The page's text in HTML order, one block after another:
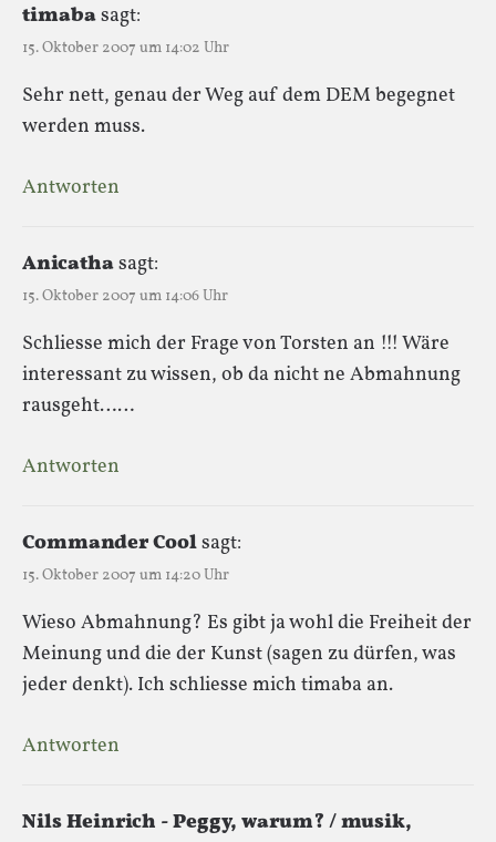
timabasagt:
15. Oktober 2007 um 14:02 Uhr
Sehr nett, genau der Weg auf dem DEM begegnet
werden muss.
Antworten
Anicathasagt:
15. Oktober 2007 um 14:06 Uhr
Schliesse mich der Frage von Torsten an !!! Wäre
interessant zu wissen, ob da nicht ne Abmahnung
rausgeht……
Antworten
Commander Coolsagt:
15. Oktober 2007 um 14:20 Uhr
Wieso Abmahnung? Es gibt ja wohl die Freiheit der
Meinung und die der Kunst (sagen zu dürfen, was
jeder denkt). Ich schliesse mich timaba an.
Antworten
Nils Heinrich - Peggy, warum? / musik,